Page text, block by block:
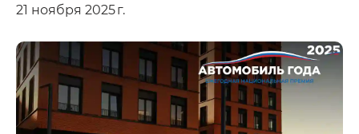
21 ноября 2025 г.